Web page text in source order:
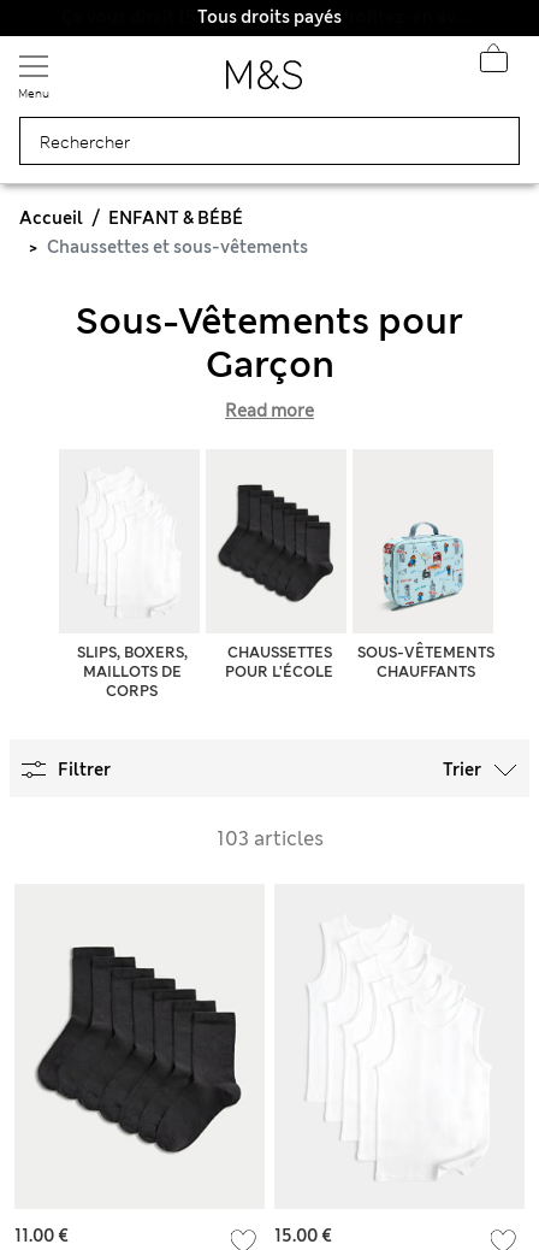
Tous droits payés
Menu
Accueil
ENFANT & BÉBÉ
Chaussettes et sous-vêtements
Sous-Vêtements pour
Garçon
Read more
SLIPS, BOXERS,
MAILLOTS DE
CORPS
CHAUSSETTES
POUR L'ÉCOLE
SOUS-VÊTEMENTS
CHAUFFANTS
Filtrer Trier
103 articles
11.00 € 15.00 €